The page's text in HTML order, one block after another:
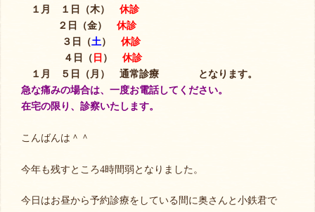
１月 １日（木）
休診
２日（金） 休診
３日（土） 休診
４日（ 日 ） 休診
１月 ５日（月） 通常診療 となります。
急な痛みの場合は、一度お電話してください。
在宅の限り、診察いたします。
こんばんは＾＾
今年も残すところ4時間弱となりました。
今日はお昼から予約診療をしている間に奥さんと小鉄君で